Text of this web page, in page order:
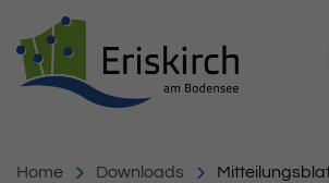
Home Downloads